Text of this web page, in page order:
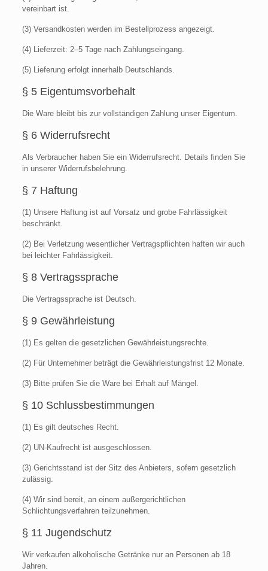
vereinbart ist.
(3) Versandkosten werden im Bestellprozess angezeigt.
(4) Lieferzeit: 2–5 Tage nach Zahlungseingang.
(5) Lieferung erfolgt innerhalb Deutschlands.
§ 5 Eigentumsvorbehalt
Die Ware bleibt bis zur vollständigen Zahlung unser Eigentum.
§ 6 Widerrufsrecht
Als Verbraucher haben Sie ein Widerrufsrecht. Details finden Sie
in unserer Widerrufsbelehrung.
§ 7 Haftung
(1) Unsere Haftung ist auf Vorsatz und grobe Fahrlässigkeit
beschränkt.
(2) Bei Verletzung wesentlicher Vertragspflichten haften wir auch
bei leichter Fahrlässigkeit.
§ 8 Vertragssprache
Die Vertragssprache ist Deutsch.
§ 9 Gewährleistung
(1) Es gelten die gesetzlichen Gewährleistungsrechte.
(2) Für Unternehmer beträgt die Gewährleistungsfrist 12 Monate.
(3) Bitte prüfen Sie die Ware bei Erhalt auf Mängel.
§ 10 Schlussbestimmungen
(1) Es gilt deutsches Recht.
(2) UN-Kaufrecht ist ausgeschlossen.
(3) Gerichtsstand ist der Sitz des Anbieters, sofern gesetzlich
zulässig.
(4) Wir sind bereit, an einem außergerichtlichen
Schlichtungsverfahren teilzunehmen.
§ 11 Jugendschutz
Wir verkaufen alkoholische Getränke nur an Personen ab 18
Jahren.